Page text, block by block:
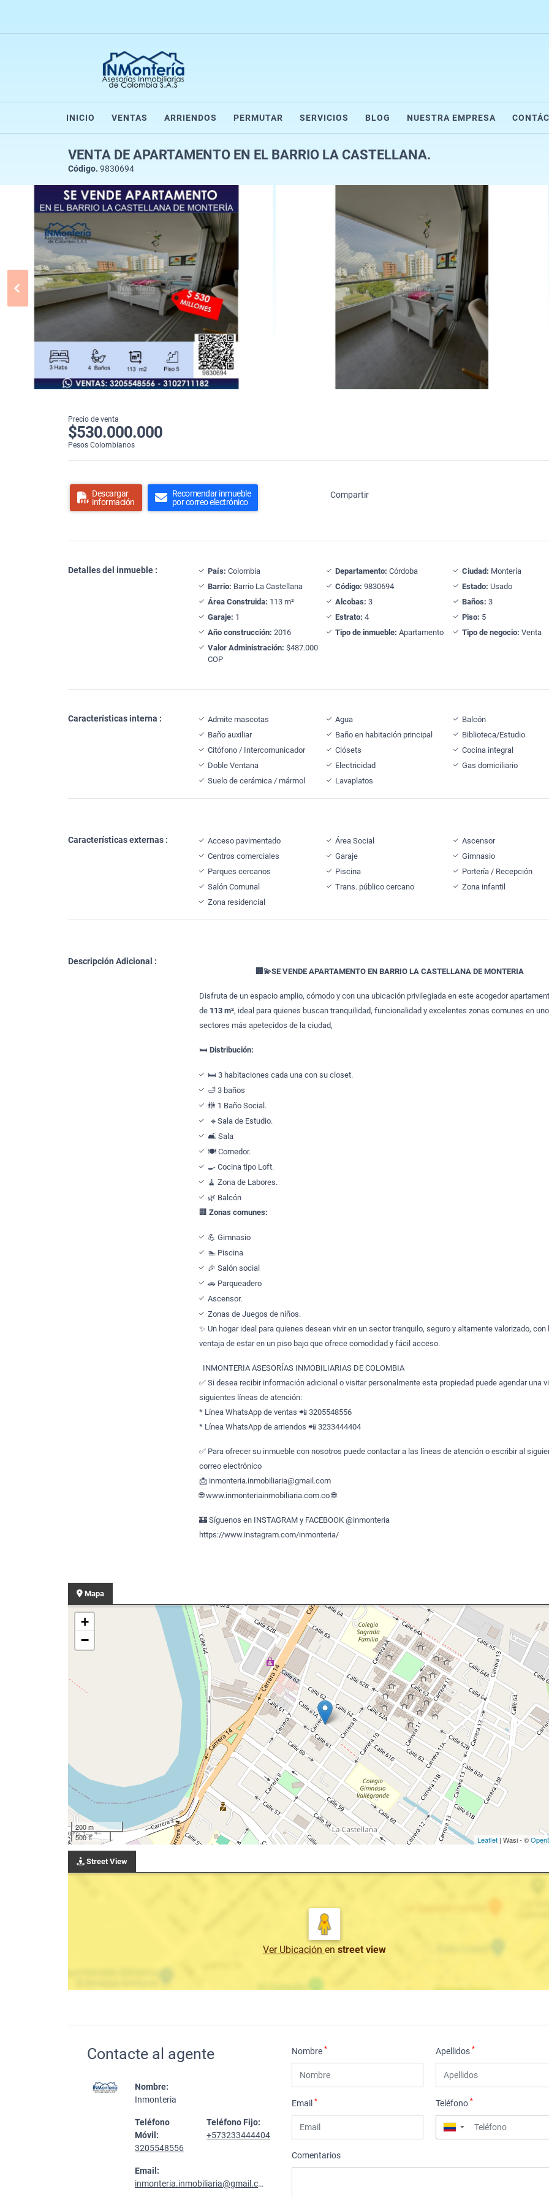
INICIO VENTAS ARRIENDOS PERMUTAR SERVICIOS BLOG NUESTRA EMPRESA
VENTA DE APARTAMENTO EN EL BARRIO LA CASTELLANA.
Código. 9830694
Precio de venta
$530.000.000
Pesos Colombianos
Descargar
información
Recomendar inmueble
por correo electrónico
Compartir
Detalles del inmueble : País: Colombia Departamento: Córdoba Ciudad: Montería
Barrio: Barrio La Castellana Código: 9830694 Estado: Usado
Área Construida: 113 m² Alcobas: 3 Baños: 3
Garaje: 1 Estrato: 4 Piso: 5
Año construcción: 2016 Tipo de inmueble: Apartamento Tipo de negocio: Venta
Valor Administración: $487.000
COP
Características interna : Admite mascotas Agua
Balcón
Baño auxiliar
Baño en habitación principal
Biblioteca/Estudio
Citófono / Intercomunicador
Clósets
Cocina integral
Doble Ventana
Electricidad
Gas domiciliario
Suelo de cerámica / mármol
Lavaplatos
Características externas : Acceso pavimentado Área Social
Ascensor
Centros comerciales
Garaje
Gimnasio
Parques cercanos
Piscina
Portería / Recepción
Salón Comunal
Trans. público cercano
Zona infantil
Zona residencial
Descripción Adicional :
🏢💫SE VENDE APARTAMENTO EN BARRIO LA CASTELLANA DE MONTERIA
Disfruta de un espacio amplio, cómodo y con una ubicación privilegiada en este acogedor
de 113 m², ideal para quienes buscan tranquilidad, funcionalidad y excelentes zonas comunes en
sectores más apetecidos de la ciudad,
🛏Distribución:
🛏️ 3 habitaciones cada una con su closet.
🛁 3 baños
🚻 1 Baño Social.
🔹Sala de Estudio.
🛋️ Sala
🍽️ Comedor.
🍳 Cocina tipo Loft.
🧹 Zona de Labores.
🌿 Balcón
🏢Zonas comunes:
💪 Gimnasio
🏊 Piscina
🎉 Salón social
🚗 Parqueadero
Ascensor.
Zonas de Juegos de niños.
✨ Un hogar ideal para quienes desean vivir en un sector tranquilo, seguro y altamente valorizado, con
ventaja de estar en un piso bajo que ofrece comodidad y fácil acceso.
INMONTERIA ASESORÍAS INMOBILIARIAS DE COLOMBIA
✅ Si desea recibir información adicional o visitar personalmente esta propiedad puede agendar una
siguientes líneas de atención:
* Línea WhatsApp de ventas 📲 3205548556
* Línea WhatsApp de arriendos 📲 3233444404
✅ Para ofrecer su inmueble con nosotros puede contactar a las líneas de atención o escribir al
correo electrónico
📩 inmonteria.inmobiliaria@gmail.com
🌐 www.inmonteriainmobiliaria.com.co 🌐
🏰 Síguenos en INSTAGRAM y FACEBOOK @inmonteria
https://www.instagram.com/inmonteria/
Mapa
+
−
200 m
500 ft
Leaflet| Wasi - ©
Street View
Ver Ubicación en street view
Contacte al agente
Nombre:
Inmonteria
Teléfono
Móvil:
3205548556
Teléfono Fijo:
+573233444404
Email:
inmonteria.inmobiliaria@gmail.com
Nombre* Apellidos*
Email* Teléfono*
▼
Comentarios